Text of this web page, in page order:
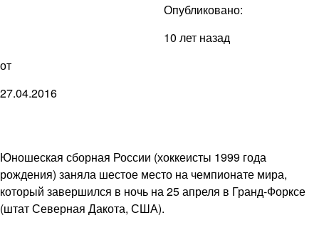
Опубликовано:
10 лет назад
от
27.04.2016
Юношеская сборная России (хоккеисты 1999 года
рождения) заняла шестое место на чемпионате мира,
который завершился в ночь на 25 апреля в Гранд-Форксе
(штат Северная Дакота, США).